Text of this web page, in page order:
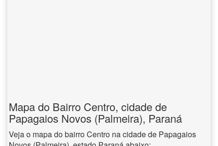
Mapa do Bairro Centro, cidade de
Papagaios Novos (Palmeira), Paraná
Veja o mapa do bairro Centro na cidade de Papagaios